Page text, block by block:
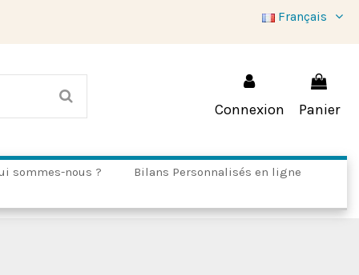
Français
Connexion Panier
sommes-nous ? Bilans Personnalisés en ligne